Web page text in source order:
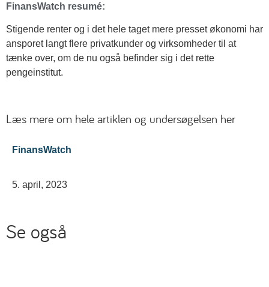
FinansWatch resumé:
Stigende renter og i det hele taget mere presset økonomi har
ansporet langt flere privatkunder og virksomheder til at
tænke over, om de nu også befinder sig i det rette
pengeinstitut.
Læs mere om hele artiklen og undersøgelsen her
FinansWatch
5. april, 2023
Se også